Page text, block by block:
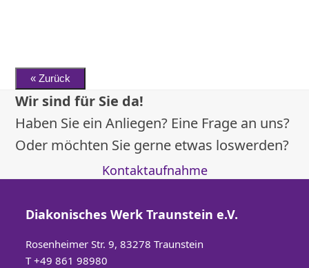
Wir sind für Sie da!
Haben Sie ein Anliegen? Eine Frage an uns?
Oder möchten Sie gerne etwas loswerden?
Kontaktaufnahme
Diakonisches Werk Traunstein e.V.
Rosenheimer Str. 9, 83278 Traunstein
T+49 861 98980